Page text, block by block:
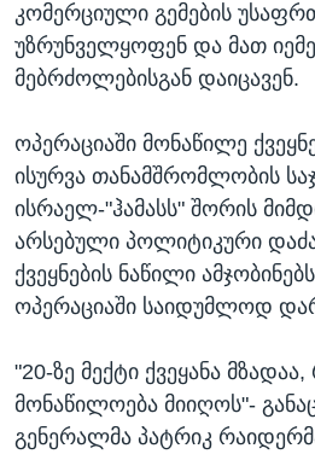
კომერციული გემების
უზრუნველყოფენ და მათ
მებრძოლებისგან დაიცავენ.
ოპერაციაში მონაწილე
ისურვა თანამშრომლობის
ისრაელ-"ჰამასს" შორის
არსებული პოლიტიკური
ქვეყნების ნაწილი
ოპერაციაში საიდუმლოდ
"20-ზე მექტი ქვეყანა
მონაწილოება მიიღოს"-
გენერალმა პატრიკ